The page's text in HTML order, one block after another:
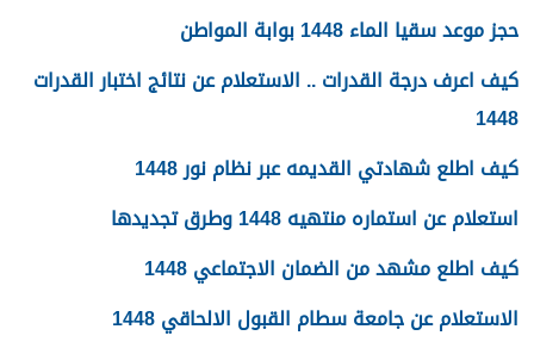
حجز موعد سقيا الماء 1448 بوابة المواطن
كيف اعرف درجة القدرات .. الاستعلام عن نتائج اختبار القدرات
1448
كيف اطلع شهادتي القديمه عبر نظام نور 1448
استعلام عن استماره منتهيه 1448 وطرق تجديدها
كيف اطلع مشهد من الضمان الاجتماعي 1448
الاستعلام عن جامعة سطام القبول الالحاقي 1448